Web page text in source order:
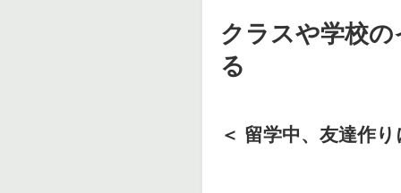
クラスや学校
る
＜ 留学中、友達作